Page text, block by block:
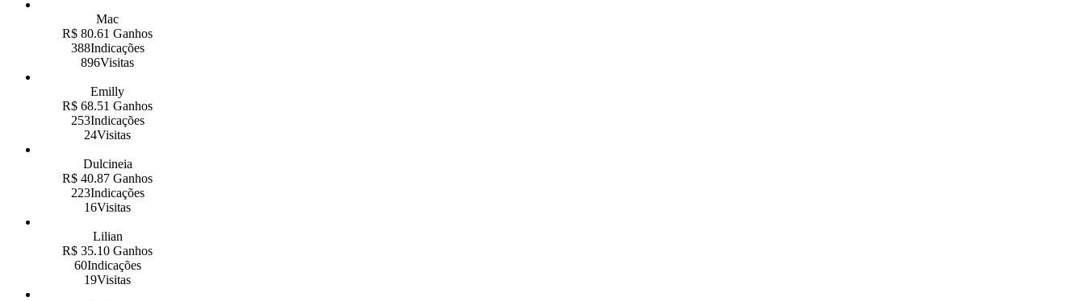
Mac
R$ 80.61 Ganhos
388Indicações
896Visitas
Emilly
R$ 68.51 Ganhos
253Indicações
24Visitas
Dulcineia
R$ 40.87 Ganhos
223Indicações
16Visitas
Lilian
R$ 35.10 Ganhos
60Indicações
19Visitas